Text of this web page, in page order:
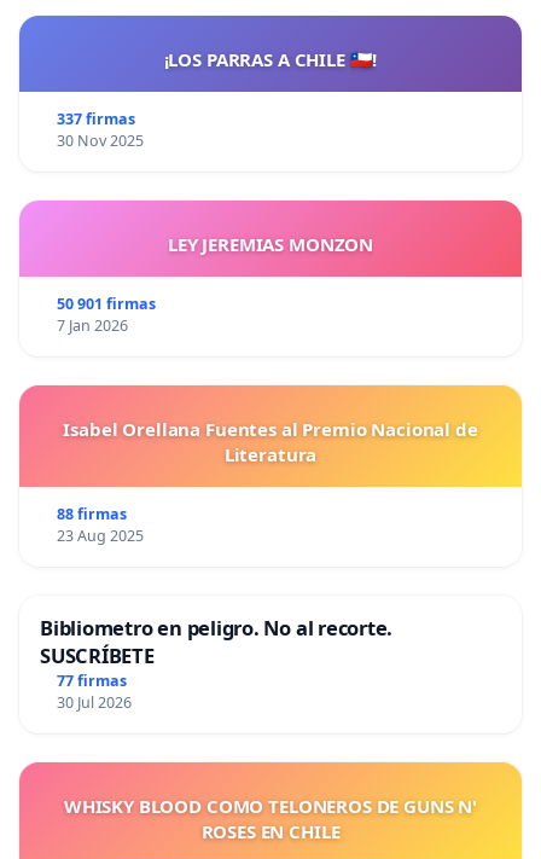
¡LOS PARRAS A CHILE 🇨🇱!
337 firmas
30 Nov 2025
LEY JEREMIAS MONZON
50 901 firmas
7 Jan 2026
Isabel Orellana Fuentes al Premio Nacional de
Literatura
88 firmas
23 Aug 2025
Bibliometro en peligro. No al recorte.
SUSCRÍBETE
77 firmas
30 Jul 2026
WHISKY BLOOD COMO TELONEROS DE GUNS N'
ROSES EN CHILE